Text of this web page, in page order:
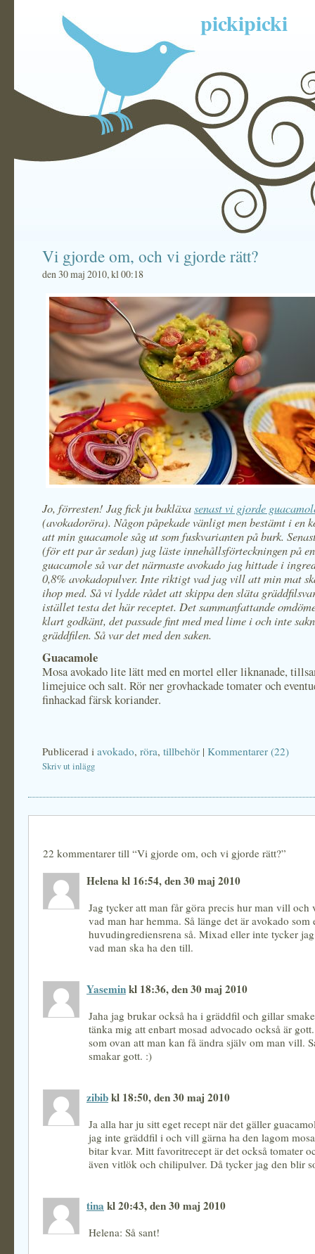
pickipicki
Vi gjorde om, och vi gjorde rätt?
den 30 maj 2010, kl 00:18
Jo, förresten! Jag fick ju bakläxasenast vi gjorde
(avokadoröra). Någon påpekade vänligt men bestämt i en
att min guacamole såg ut som fuskvarianten på burk.
(för ett par år sedan) jag läste innehållsförteckningen på
guacamole så var det närmaste avokado jag hittade i
0,8% avokadopulver. Inte riktigt vad jag vill att min mat
ihop med. Så vi lydde rådet att skippa den släta
istället testa det här receptet. Det sammanfattande
klart godkänt, det passade fint med med lime i och inte
gräddfilen. Så var det med den saken.
Guacamole
Mosa avokado lite lätt med en mortel eller liknanade,
limejuice och salt. Rör ner grovhackade tomater och
finhackad färsk koriander.
Publicerad i avokado, röra, tillbehör | Kommentarer (22)
Skriv ut inlägg
22 kommentarer till “Vi gjorde om, och vi gjorde rätt?”
Helena kl 16:54, den 30 maj 2010
Jag tycker att man får göra precis hur man vill och
vad man har hemma. Så länge det är avokado som
huvudingrediensrena så. Mixad eller inte tycker
vad man ska ha den till.
Yaseminkl 18:36, den 30 maj 2010
Jaha jag brukar också ha i gräddfil och gillar
tänka mig att enbart mosad advocado också är
som ovan att man kan få ändra själv om man vill.
smakar gott. :)
zibibkl 18:50, den 30 maj 2010
Ja alla har ju sitt eget recept när det gäller
jag inte gräddfil i och vill gärna ha den lagom
bitar kvar. Mitt favoritrecept är det också tomater
även vitlök och chilipulver. Då tycker jag den blir
tina kl 20:43, den 30 maj 2010
Helena: Så sant!